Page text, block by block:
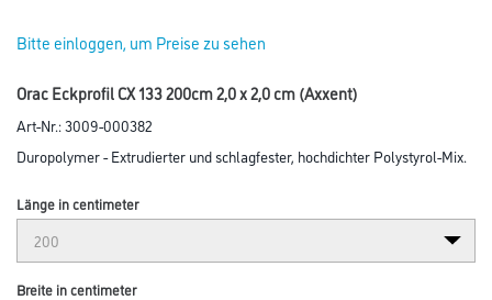
Bitte einloggen, um Preise zu sehen
Orac Eckprofil CX 133 200cm 2,0 x 2,0 cm (Axxent)
Art-Nr.:3009-000382
Duropolymer - Extrudierter und schlagfester, hochdichter Polystyrol-Mix.
Länge in centimeter
Breite in centimeter